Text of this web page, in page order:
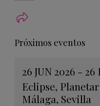
Próximos eventos
26 JUN 2026 - 26
Eclipse,
Málaga, Sevilla